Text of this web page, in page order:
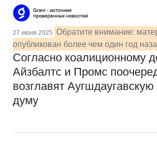
27 июня 2025 Обратите внимание:
опубликован более чем один год
Согласно коалиционному
Айзбалтс и Промс
возглавят
думу